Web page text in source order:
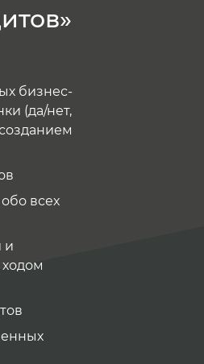
бизнес-
(да/нет,
всех
и
ходом